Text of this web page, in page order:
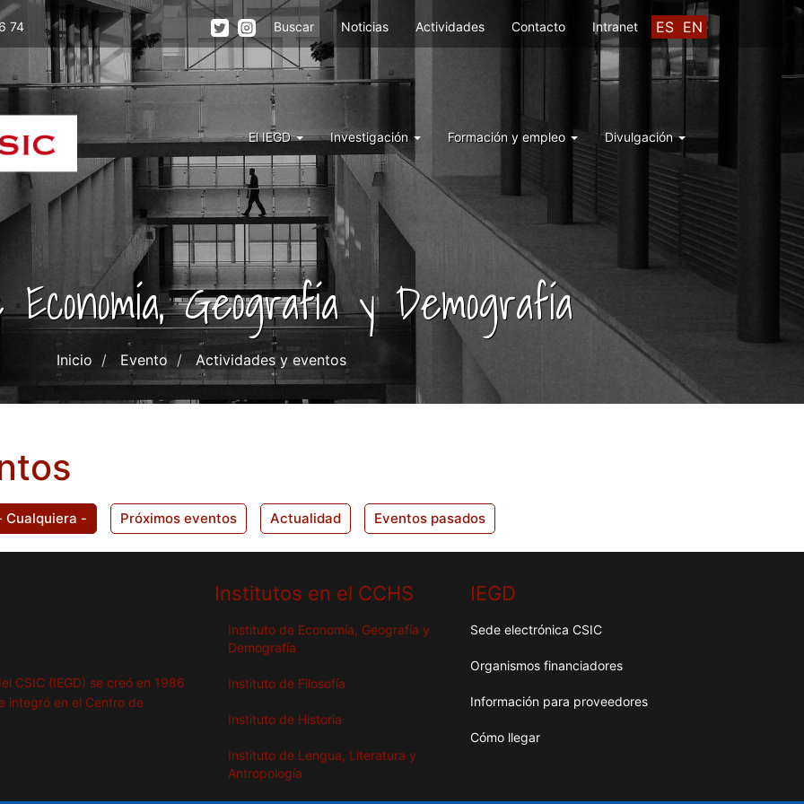
74 ES EN
Menu
top
right
iegd
Buscar Noticias Actividades Contacto Intranet
Menu
Iegd
El IEGD Investigación Formación y empleo Divulgación
Geografía y Demografía
Inicio Evento Actividades y eventos
Cualquiera - Próximos eventos Actualidad Eventos pasados
CSIC (IEGD) se creó en 1986
integró en el Centro de
Institutos en el CCHS
Instituto de Economía, Geografía y
Demografía
Instituto de Filosofía
Instituto de Historia
Instituto de Lengua, Literatura y
Antropología
IEGD
Sede electrónica CSIC
Organismos financiadores
Información para proveedores
Cómo llegar